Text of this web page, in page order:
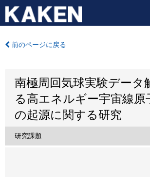
前のページに戻る
南極周回気球実験データ
る高エネルギー宇宙線原
の起源に関する研究
研究課題